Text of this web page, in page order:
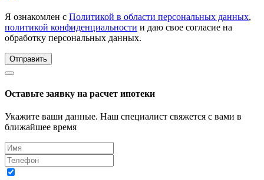
Я ознакомлен с Политикой в области персональных данных,
политикой конфиденциальности и даю свое согласие на
обработку персональных данных.
Отправить
Оставьте заявку на расчет ипотеки
Укажите ваши данные. Наш специалист свяжется с вами в
ближайшее время